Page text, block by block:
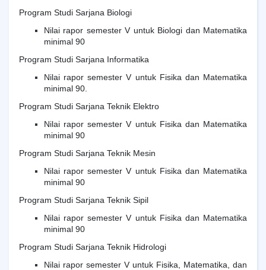
Program Studi Sarjana Biologi
Nilai rapor semester V untuk Biologi dan Matematika
minimal 90
Program Studi Sarjana Informatika
Nilai rapor semester V untuk Fisika dan Matematika
minimal 90.
Program Studi Sarjana Teknik Elektro
Nilai rapor semester V untuk Fisika dan Matematika
minimal 90
Program Studi Sarjana Teknik Mesin
Nilai rapor semester V untuk Fisika dan Matematika
minimal 90
Program Studi Sarjana Teknik Sipil
Nilai rapor semester V untuk Fisika dan Matematika
minimal 90
Program Studi Sarjana Teknik Hidrologi
Nilai rapor semester V untuk Fisika, Matematika, dan